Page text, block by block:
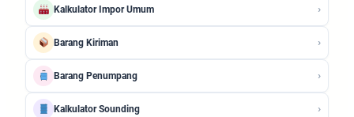
Kalkulator Impor Umum ›
Barang Kiriman ›
Barang Penumpang ›
Kalkulator Sounding ›